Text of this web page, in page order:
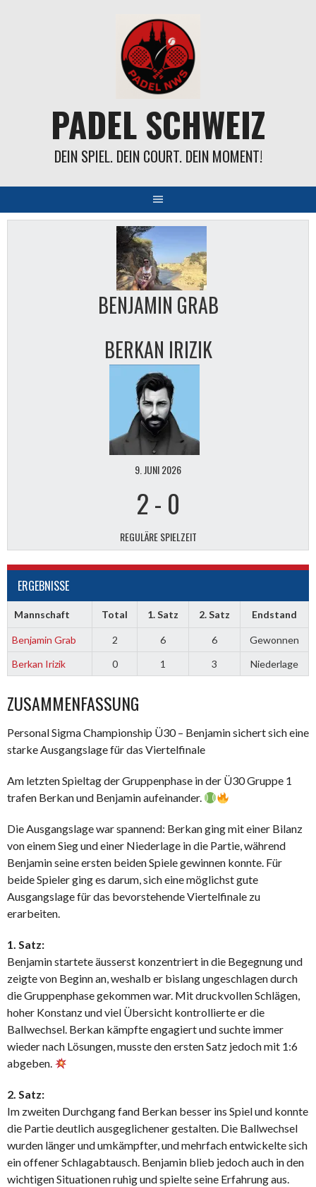
PADEL SCHWEIZ
DEIN SPIEL. DEIN COURT. DEIN MOMENT!
BENJAMIN GRAB
BERKAN IRIZIK
9. JUNI 2026
2- 0
REGULÄRE SPIELZEIT
ERGEBNISSE
Mannschaft Total 1. Satz 2. Satz Endstand
Benjamin Grab 2 6 6
Gewonnen
Berkan Irizik
0 1 3 Niederlage
ZUSAMMENFASSUNG
Personal Sigma Championship Ü30 – Benjamin sichert sich eine
starke Ausgangslage für das Viertelfinale
Am letzten Spieltag der Gruppenphase in der Ü30 Gruppe 1
trafen Berkan und Benjamin aufeinander.
Die Ausgangslage war spannend: Berkan ging mit einer Bilanz
von einem Sieg und einer Niederlage in die Partie, während
Benjamin seine ersten beiden Spiele gewinnen konnte. Für
beide Spieler ging es darum, sich eine möglichst gute
Ausgangslage für das bevorstehende Viertelfinale zu
erarbeiten.
1. Satz:
Benjamin startete äusserst konzentriert in die Begegnung und
zeigte von Beginn an, weshalb er bislang ungeschlagen durch
die Gruppenphase gekommen war. Mit druckvollen Schlägen,
hoher Konstanz und viel Übersicht kontrollierte er die
Ballwechsel. Berkan kämpfte engagiert und suchte immer
wieder nach Lösungen, musste den ersten Satz jedoch mit 1:6
abgeben.
2. Satz:
Im zweiten Durchgang fand Berkan besser ins Spiel und konnte
die Partie deutlich ausgeglichener gestalten. Die Ballwechsel
wurden länger und umkämpfter, und mehrfach entwickelte sich
ein offener Schlagabtausch. Benjamin blieb jedoch auch in den
wichtigen Situationen ruhig und spielte seine Erfahrung aus.